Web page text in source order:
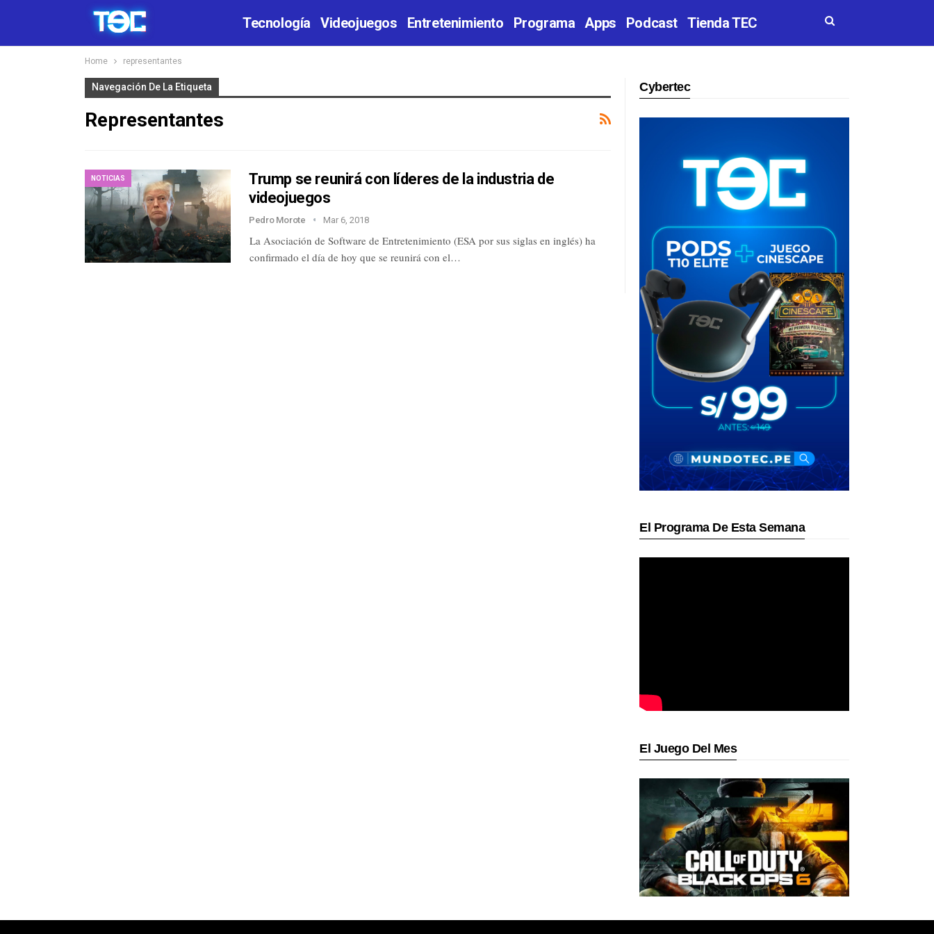
Tecnología Videojuegos Entretenimiento Programa Apps Podcast Tienda TEC
Home representantes
Navegación De La Etiqueta
Representantes
NOTICIAS
Trump se reunirá con líderes de la industria de
videojuegos
Pedro Morote Mar 6, 2018
La Asociación de Software de Entretenimiento (ESA por sus siglas en inglés) ha
confirmado el día de hoy que se reunirá con el…
Cybertec
El Programa De Esta Semana
El Juego Del Mes